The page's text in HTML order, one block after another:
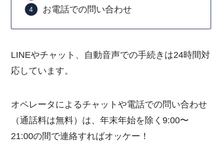
お電話での問い合わせ
LINEやチャット、自動音声での手続きは24時間対
応しています。
オペレータによるチャットや電話での問い合わせ
（通話料は無料）は、年末年始を除く9:00〜
21:00の間で連絡すればオッケー！